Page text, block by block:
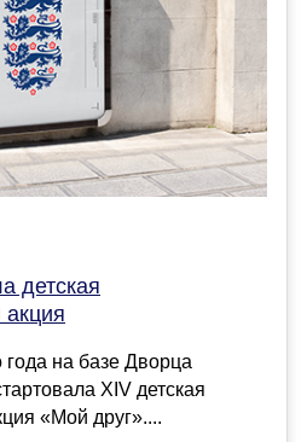
детская
акция
на базе Дворца
XIV детская
«Мой друг»....